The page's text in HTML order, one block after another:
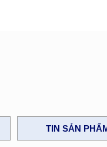
TIN SẢN